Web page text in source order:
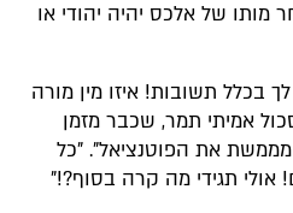
מותו של אלכס יהיה יהודי או
בכלל תשובות! איזו מין מורה
אמיתי תמר, שכבר מזמן
את הפוטנציאל". "כל
אולי תגידי מה קרה בסוף?!"